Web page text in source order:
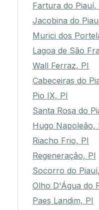
Fartura do Piauí,
Jacobina do
Murici dos
Lagoa de São
Wall Ferraz, PI
Cabeceiras do
Pio IX, PI
Santa Rosa do
Hugo Napoleão,
Riacho Frio, PI
Regeneração, PI
Socorro do
Olho D'Água do
Paes Landim, PI